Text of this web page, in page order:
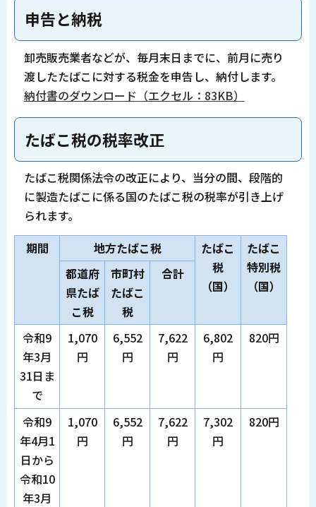
申告と納税
卸売販売業者などが、毎月末日までに、前月に売り
渡したたばこに対する税金を申告し、納付します。
納付書のダウンロード（エクセル：83KB）
たばこ税の税率改正
たばこ税関係法令の改正により、当分の間、段階的
に製造たばこに係る国のたばこ税の税率が引き上げ
られます。
期間
地方たばこ税
たばこ
税
（国）
たばこ
特別税
（国）
都道府
県たば
こ税
市町村
たばこ
税
合計
令和9
年3月
31日ま
で
1,070
円
6,552
円
7,622
円
6,802
円
820円
令和9
年4月1
日から
令和10
年3月
1,070
円
6,552
円
7,622
円
7,302
円
820円